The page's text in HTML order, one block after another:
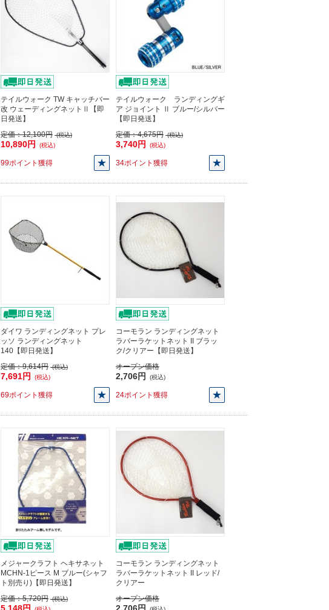
テイルウォーク TW キャッチバー
改 ウェーディングネットⅡ【即
日発送】
定価：12,100円 (税込)
10,890円 (税込)
99ポイント獲得
テイルウォーク ランディングギ
ア ジョイント Ⅱ ブルー/シルバー
【即日発送】
定価：4,675円 (税込)
3,740円 (税込)
34ポイント獲得
ダイワ ランディングネット プレ
ッソ ランディングネット
140【即日発送】
定価：9,614円 (税込)
7,691円 (税込)
69ポイント獲得
コーモラン ランディングネット
ラバーラケットネット II ブラッ
ク/クリアー【即日発送】
オープン価格
2,706円 (税込)
24ポイント獲得
メジャークラフト ヘキサネット
MCHN-1ピース M ブルー(シャフ
ト別売り)【即日発送】
定価：5,720円 (税込)
コーモラン ランディングネット
ラバーラケットネット II レッド/
クリアー
オープン価格